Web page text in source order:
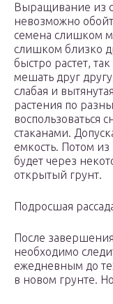
Выращивание из
невозможно
семена слишком
слишком близко
быстро растет,
мешать друг
слабая и
растения по
воспользоваться
стаканами.
емкость. Потом из
будет через
открытый грунт.
Подросшая
После
необходимо
ежедневным до
в новом грунте.